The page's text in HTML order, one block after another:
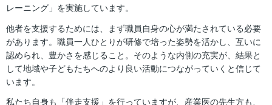
レーニング」を実施しています。
他者を支援するためには、まず職員自身の心が満たされている必要
があります。職員一人ひとりが研修で培った姿勢を活かし、互いに
認められ、豊かさを感じること。そのような内側の充実が、結果と
して地域や子どもたちへのより良い活動につながっていくと信じて
います。
私たち自身も「伴走支援」を行っていますが、産業医の先生方も、